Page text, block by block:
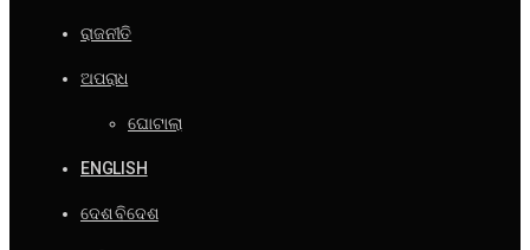
ରାଜନୀତି
ଅପରାଧ
ଘୋଟାଲା
ENGLISH
ଦେଶ ବିଦେଶ